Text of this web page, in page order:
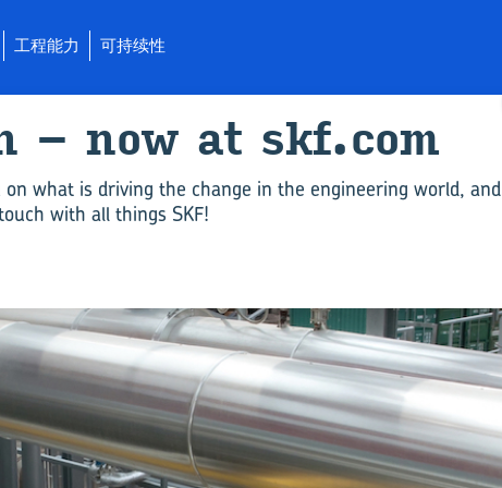
工程能力 可持续性
now at skf.com
what is driving the change in the engineering world, and
with all things SKF!